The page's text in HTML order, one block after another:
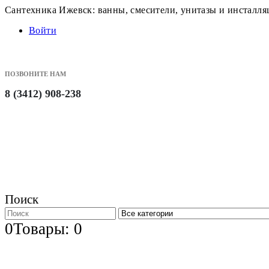
Сантехника Ижевск: ванны, смесители, унитазы и
Войти
ПОЗВОНИТЕ НАМ
8 (3412) 908-238
Поиск
0Товары: 0